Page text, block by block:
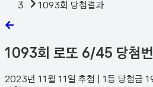
1093회 당첨결과
1093회 로또 6/45 당첨
2023년 11월 11일 추첨 | 1등 당첨금